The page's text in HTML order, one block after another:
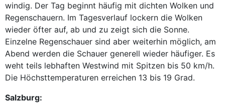
windig. Der Tag beginnt häufig mit dichten Wolken und
Regenschauern. Im Tagesverlauf lockern die Wolken
wieder öfter auf, ab und zu zeigt sich die Sonne.
Einzelne Regenschauer sind aber weiterhin möglich, am
Abend werden die Schauer generell wieder häufiger. Es
weht teils lebhaften Westwind mit Spitzen bis 50 km/h.
Die Höchsttemperaturen erreichen 13 bis 19 Grad.
Salzburg: